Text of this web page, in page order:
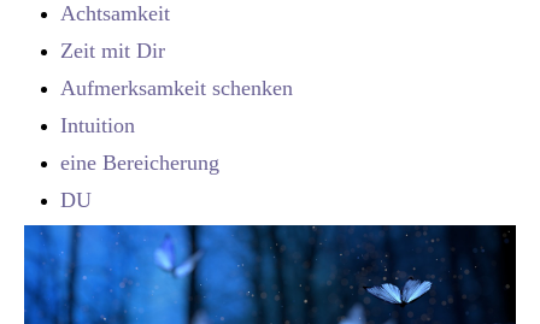
Achtsamkeit
Zeit mit Dir
Aufmerksamkeit schenken
Intuition
eine Bereicherung
DU